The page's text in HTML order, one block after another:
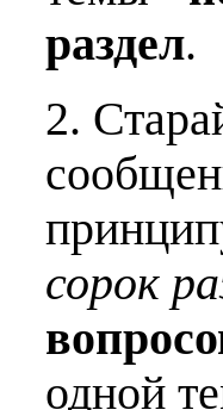
раздел.
2.
сорок
одной